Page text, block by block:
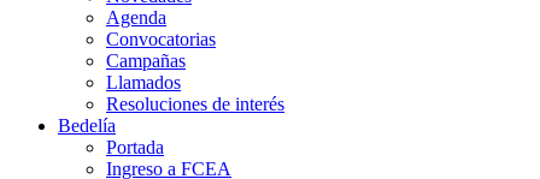
Agenda
Convocatorias
Campañas
Llamados
Resoluciones de interés
Bedelía
Portada
Ingreso a FCEA